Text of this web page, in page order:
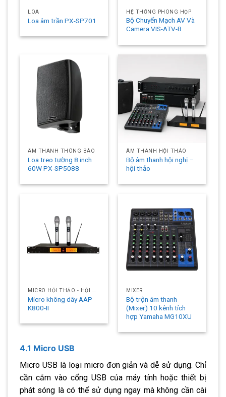
LOA
Loa âm trần PX-SP701
HỆ THỐNG PHÒNG HỌP
Bộ Chuyển Mạch AV Và
Camera VIS-ATV-B
ÂM THANH THÔNG BÁO
Loa treo tường 8 inch
60W PX-SP5088
ÂM THANH HỘI THẢO
Bộ âm thanh hội nghị –
hội thảo
Micro không dây AAP
K800-II
MIXER
Bộ trộn âm thanh
(Mixer) 10 kênh tích
hợp Yamaha MG10XU
4.1 Micro USB
Micro USB là loại micro đơn giản và dễ sử dụng. Chỉ
cần cắm vào cổng USB của máy tính hoặc thiết bị
phát sóng là có thể sử dụng ngay mà không cần cài